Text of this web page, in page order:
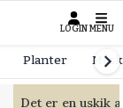
LOGIN MENU
Planter
Det er en uskik